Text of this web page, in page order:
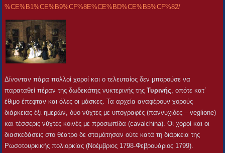
%CE%B1%CE%B9%CF%8E%CE%BD%CE%B5%CF%82/
Δίνονταν πάρα πολλοί χοροί και ο τελευταίος δεν μπορούσε να
παραταθεί πέραν της δωδεκάτης νυκτερινής τηςΤυρινής, οπότε κατ΄
έθιμο έπεφταν και όλες οι μάσκες. Τα αρχεία αναφέρουν χορούς
διάρκειας έξι ημερών, δύο νύχτες με υπογραφές (παννυχίδες – veglione)
και τέσσερις νύχτες κοινές με προσωπίδα (cavalchina). Οι χοροί και οι
διασκεδάσεις στο θέατρο δε σταμάτησαν ούτε κατά τη διάρκεια της
Ρωσοτουρκικής πολιορκίας (Νοέμβριος 1798-Φεβρουάριος 1799).